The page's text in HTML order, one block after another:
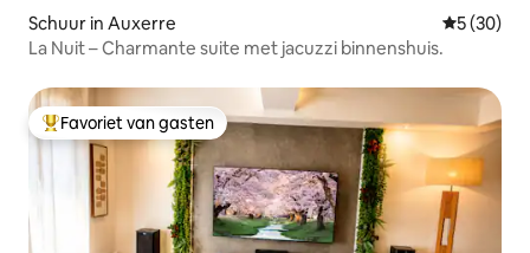
Schuur in Auxerre
5 (30)
La Nuit – Charmante suite met jacuzzi binnenshuis.
Topfavoriet van gasten
Favoriet van gasten